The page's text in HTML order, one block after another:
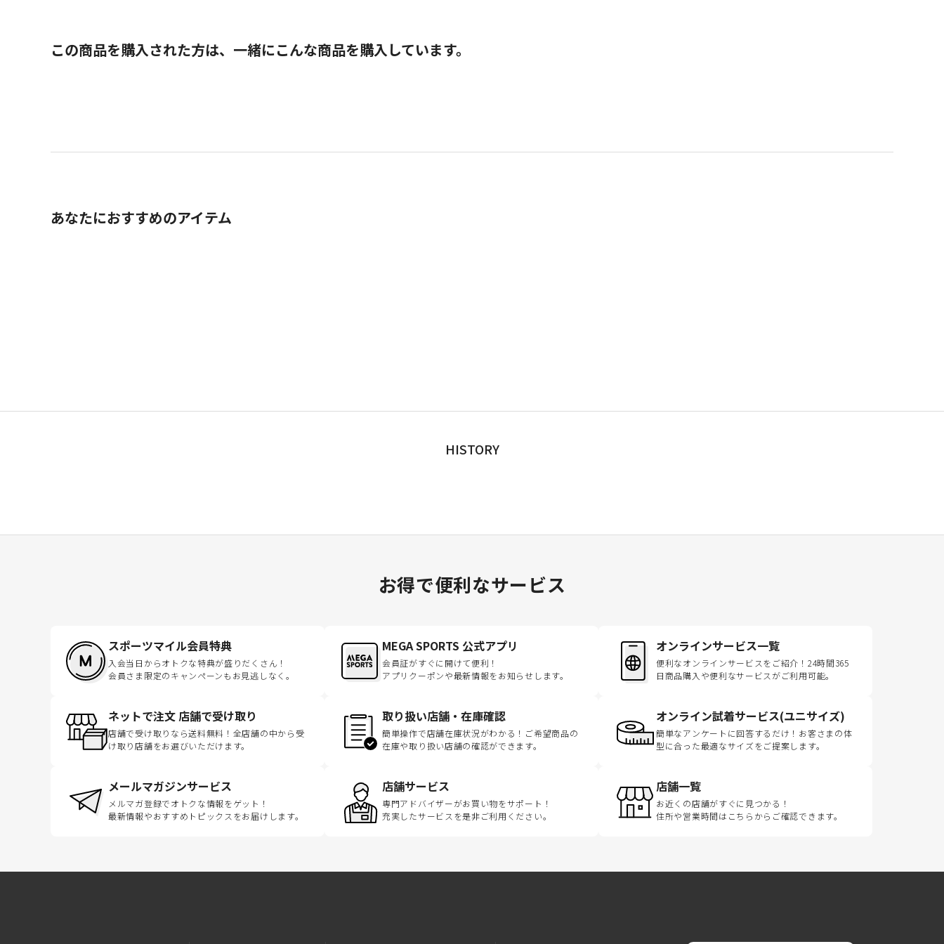
この商品を購入された方は、一緒にこんな商品を購入しています。
あなたにおすすめのアイテム
HISTORY
お得で便利なサービス
スポーツマイル会員特典
入会当日からオトクな特典が盛りだくさん！
会員さま限定のキャンペーンもお見逃しなく。
MEGA SPORTS 公式アプリ
会員証がすぐに開けて便利！
アプリクーポンや最新情報をお知らせします。
オンラインサービス一覧
便利なオンラインサービスをご紹介！24時間365
日商品購入や便利なサービスがご利用可能。
ネットで注文 店舗で受け取り
店舗で受け取りなら送料無料！全店舗の中から受
け取り店舗をお選びいただけます。
取り扱い店舗・在庫確認
簡単操作で店舗在庫状況がわかる！ご希望商品の
在庫や取り扱い店舗の確認ができます。
オンライン試着サービス(ユニサイズ)
簡単なアンケートに回答するだけ！お客さまの体
型に合った最適なサイズをご提案します。
メールマガジンサービス
メルマガ登録でオトクな情報をゲット！
最新情報やおすすめトピックスをお届けします。
店舗サービス
専門アドバイザーがお買い物をサポート！
充実したサービスを是非ご利用ください。
店舗一覧
お近くの店舗がすぐに見つかる！
住所や営業時間はこちらからご確認できます。